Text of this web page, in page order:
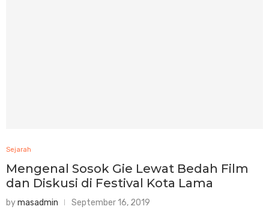
Sejarah
Mengenal Sosok Gie Lewat Bedah Film
dan Diskusi di Festival Kota Lama
bymasadmin September 16, 2019